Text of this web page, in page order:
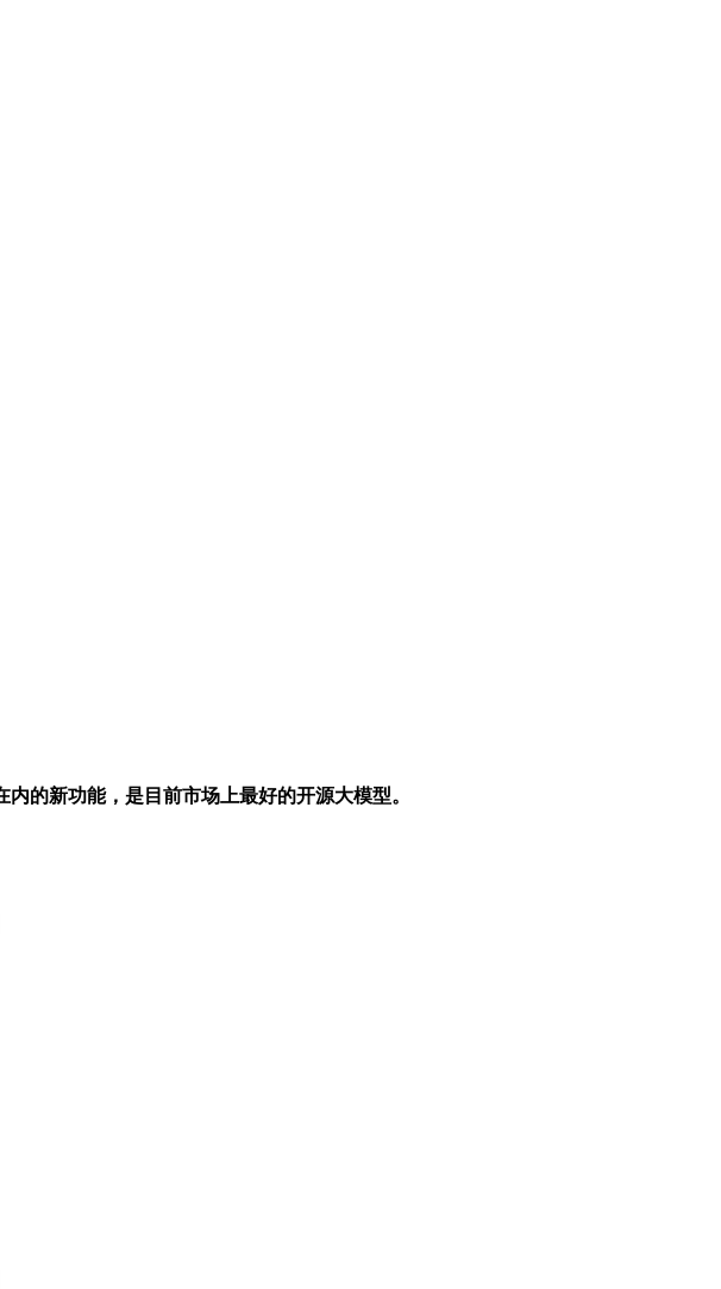
的新功能，是目前市场上最好的开源大模型。